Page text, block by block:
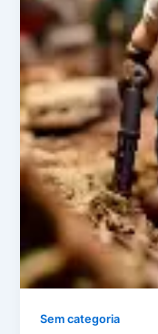
Sem categoria